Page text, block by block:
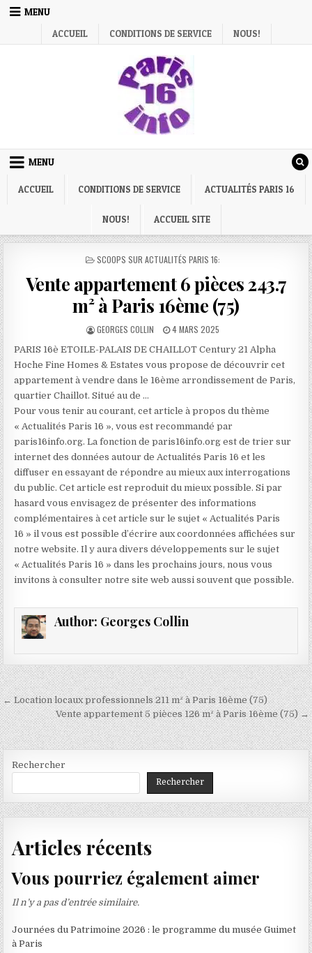
Skip
MENU
ACCUEIL
CONDITIONS DE SERVICE NOUS!
MENU
ACCUEIL CONDITIONS DE SERVICE ACTUALITÉS PARIS 16
NOUS! ACCUEIL SITE
POSTED
SCOOPS SUR ACTUALITÉS PARIS 16:
Vente appartement 6 pièces 243.7
m² à Paris 16ème (75)
AUTHOR:
GEORGES COLLIN
PUBLISHED
4 MARS 2025
PARIS 16è ETOILE-PALAIS DE CHAILLOT Century 21 Alpha
Hoche Fine Homes & Estates vous propose de découvrir cet
appartement à vendre dans le 16ème arrondissement de Paris,
quartier Chaillot. Situé au de …
Pour vous tenir au courant, cet article à propos du thème
« Actualités Paris 16 », vous est recommandé par
paris16info.org. La fonction de paris16info.org est de trier sur
internet des données autour de Actualités Paris 16 et les
diffuser en essayant de répondre au mieux aux interrogations
du public. Cet article est reproduit du mieux possible. Si par
hasard vous envisagez de présenter des informations
complémentaires à cet article sur le sujet « Actualités Paris
16 » il vous est possible d’écrire aux coordonnées affichées sur
notre website. Il y aura divers développements sur le sujet
« Actualités Paris 16 » dans les prochains jours, nous vous
invitons à consulter notre site web aussi souvent que possible.
Author: Georges Collin
Navigation
de
l’article
← Location locaux professionnels 211 m² à Paris 16ème (75)
Vente appartement 5 pièces 126 m² à Paris 16ème (75) →
Rechercher
Rechercher
Articles récents
Vous pourriez également aimer
Il n’y a pas d’entrée similaire.
Journées du Patrimoine 2026 : le programme du musée Guimet
à Paris